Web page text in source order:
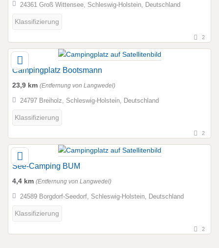
24361 Groß Wittensee, Schleswig-Holstein, Deutschland
Klassifizierung
2
Campingplatz Bootsmann
23,9 km (Entfernung von Langwedel)
24797 Breiholz, Schleswig-Holstein, Deutschland
Klassifizierung
2
See-Camping BUM
4,4 km (Entfernung von Langwedel)
24589 Borgdorf-Seedorf, Schleswig-Holstein, Deutschland
Klassifizierung
2